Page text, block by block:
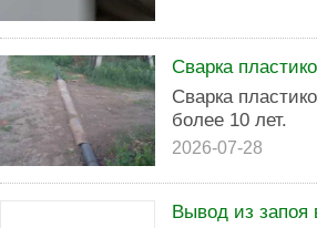
Сварка
Сварка
более 10 лет.
2026-07-28
Вывод из запоя